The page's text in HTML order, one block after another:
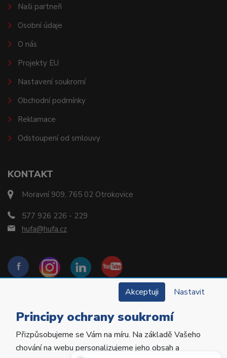
KONTAKT
Moravní 909, 765 02 Otrokovice
577 926 226 - 229
hufa@hufa.cz
Naši partneři
Osobní údaje
O nás
Projekty EU
Nastavení soukromí
Obchodní podmínky
Reklamace
Odstoupení od smlouvy
Copyright © 2022 Hu-Fa Dental a.s. Všechna práva
vyhrazena.
Akceptuji Nastavit
Principy ochrany soukromí
Přizpůsobujeme se Vám na míru. Na základě Vašeho
chování na webu personalizujeme jeho obsah a
Potřebujete poradit?Zeptejte se našeho